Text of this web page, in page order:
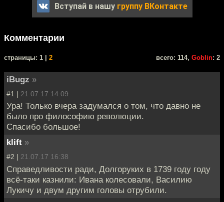
Вступай в нашу группу ВКонтакте
Комментарии
cтраницы: 1 | 2 всего: 114, Goblin: 2
iBugz »
#1 | 21.07.17 14:09
Ура! Только вчера задумался о том, что давно не
было про философию революции.
Спасибо большое!
klift »
#2 | 21.07.17 16:38
Справедливости ради, Долгоруких в 1739 году году
всё-таки казнили: Ивана колесовали, Василию
Лукичу и двум другим головы отрубили.